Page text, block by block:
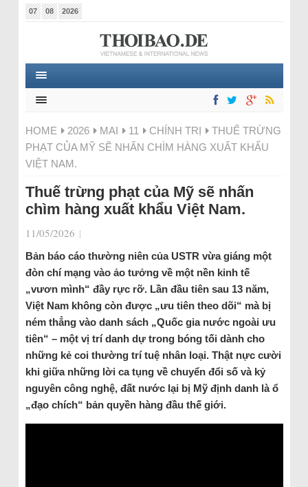
07 08 2026
HOME 2026 MAI 11 CHÍNH TRỊ
THUẾ TRỪNG
PHẠT CỦA MỸ SẼ NHẤN CHÌM HÀNG XUẤT KHẨU
VIỆT NAM.
Thuế trừng phạt của Mỹ sẽ nhấn
chìm hàng xuất khẩu Việt Nam.
11/05/2026 |
Bản báo cáo thường niên của USTR vừa giáng một
đòn chí mạng vào ảo tưởng về một nền kinh tế
„vươn mình“ đầy rực rỡ. Lần đầu tiên sau 13 năm,
Việt Nam không còn được „ưu tiên theo dõi“ mà bị
ném thẳng vào danh sách „Quốc gia nước ngoài ưu
tiên“ – một vị trí danh dự trong bóng tối dành cho
những kẻ coi thường trí tuệ nhân loại. Thật nực cười
khi giữa những lời ca tụng về chuyển đổi số và kỷ
nguyên công nghệ, đất nước lại bị Mỹ định danh là ổ
„đạo chích“ bản quyền hàng đầu thế giới.